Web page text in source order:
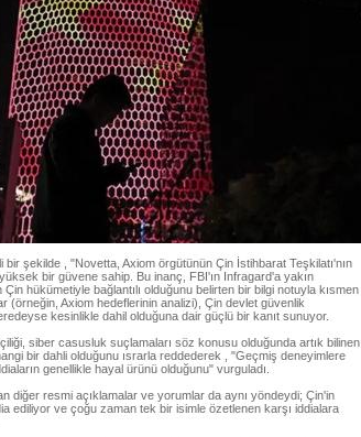
bir şekilde , "Novetta, Axiom örgütünün Çin İstihbarat Teşkilatı'nın
bir güvene sahip. Bu inanç, FBI'ın Infragard'a yakın
hükümetiyle bağlantılı olduğunu belirten bir bilgi notuyla kısmen
(örneğin, Axiom hedeflerinin analizi), Çin devlet güvenlik
kesinlikle dahil olduğuna dair güçlü bir kanıt sunuyor.
siber casusluk suçlamaları söz konusu olduğunda artık bilinen
bir dahli olduğunu ısrarla reddederek , "Geçmiş deneyimlere
genellikle hayal ürünü olduğunu" vurguladı.
diğer resmi açıklamalar ve yorumlar da aynı yöndeydi; Çin'in
ediliyor ve çoğu zaman tek bir isimle özetlenen karşı iddialara